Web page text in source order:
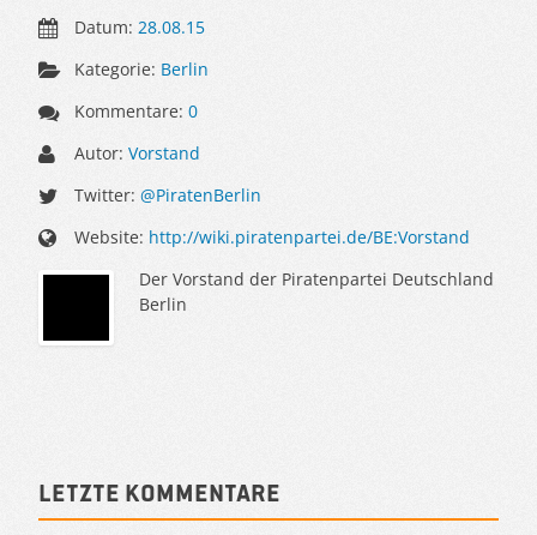
Datum:28.08.15
Kategorie: Berlin
Kommentare:0
Autor:Vorstand
Twitter:@PiratenBerlin
Website: http://wiki.piratenpartei.de/BE:Vorstand
Der Vorstand der Piratenpartei Deutschland
Berlin
Sidebar
Letzte Kommentare